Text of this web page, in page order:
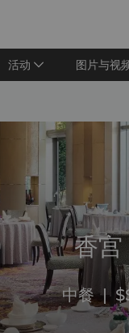
活动 图片与视
香宫
中餐 |